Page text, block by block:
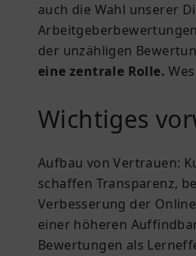
auch die Wahl unserer
der unzähligen
eine zentrale Rolle.
Wichtiges
Aufbau von Vertrauen:
schaffen Transparenz,
Verbesserung der
einer höheren
Bewertungen als